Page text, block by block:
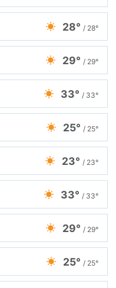
28° / 28°
29° / 29°
33° / 33°
25° / 25°
23° / 23°
33° / 33°
29° / 29°
25° / 25°